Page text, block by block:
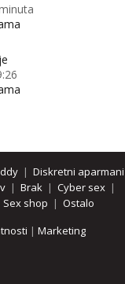
| Diskretni aparmani
| Brak | Cyber sex |
Sex shop | Ostalo
| Marketing